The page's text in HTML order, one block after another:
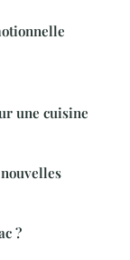
une cuisine
?